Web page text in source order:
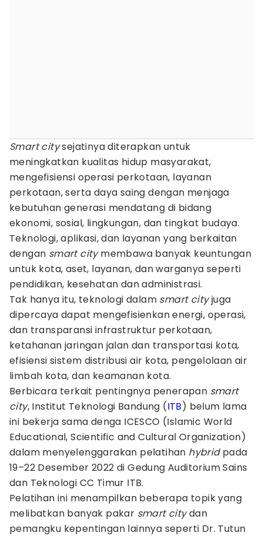
Smart citysejatinya diterapkan untuk
meningkatkan kualitas hidup masyarakat,
mengefisiensi operasi perkotaan, layanan
perkotaan, serta daya saing dengan menjaga
kebutuhan generasi mendatang di bidang
ekonomi, sosial, lingkungan, dan tingkat budaya.
Teknologi, aplikasi, dan layanan yang berkaitan
dengan smart citymembawa banyak keuntungan
untuk kota, aset, layanan, dan warganya seperti
pendidikan, kesehatan dan administrasi.
Tak hanya itu, teknologi dalam smart cityjuga
dipercaya dapat mengefisienkan energi, operasi,
dan transparansi infrastruktur perkotaan,
ketahanan jaringan jalan dan transportasi kota,
efisiensi sistem distribusi air kota, pengelolaan air
limbah kota, dan keamanan kota.
Berbicara terkait pentingnya penerapan smart
city, Institut Teknologi Bandung (ITB) belum lama
ini bekerja sama denga ICESCO (Islamic World
Educational, Scientific and Cultural Organization)
dalam menyelenggarakan pelatihan hybridpada
19–22 Desember 2022 di Gedung Auditorium Sains
dan Teknologi CC Timur ITB.
Pelatihan ini menampilkan beberapa topik yang
melibatkan banyak pakar smart citydan
pemangku kepentingan lainnya seperti Dr. Tutun